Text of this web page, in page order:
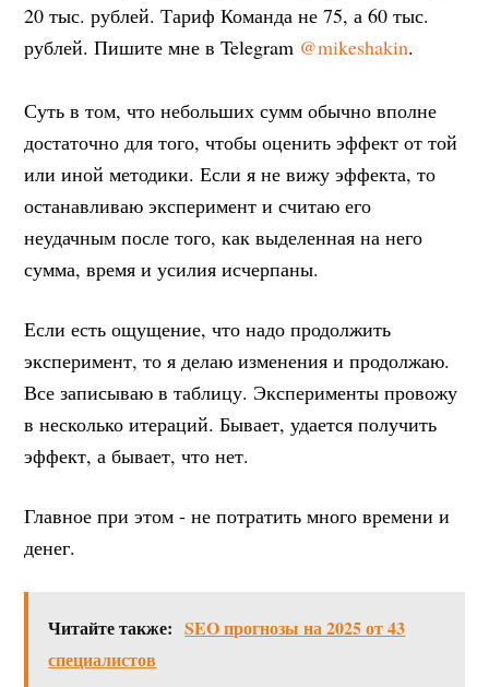
20 тыс. рублей. Тариф Команда не 75, а 60 тыс.
рублей. Пишите мне в Telegram @mikeshakin.
Суть в том, что небольших сумм обычно вполне
достаточно для того, чтобы оценить эффект от той
или иной методики. Если я не вижу эффекта, то
останавливаю эксперимент и считаю его
неудачным после того, как выделенная на него
сумма, время и усилия исчерпаны.
Если есть ощущение, что надо продолжить
эксперимент, то я делаю изменения и продолжаю.
Все записываю в таблицу. Эксперименты провожу
в несколько итераций. Бывает, удается получить
эффект, а бывает, что нет.
Главное при этом - не потратить много времени и
денег.
Читайте также: SEO прогнозы на 2025 от 43
специалистов